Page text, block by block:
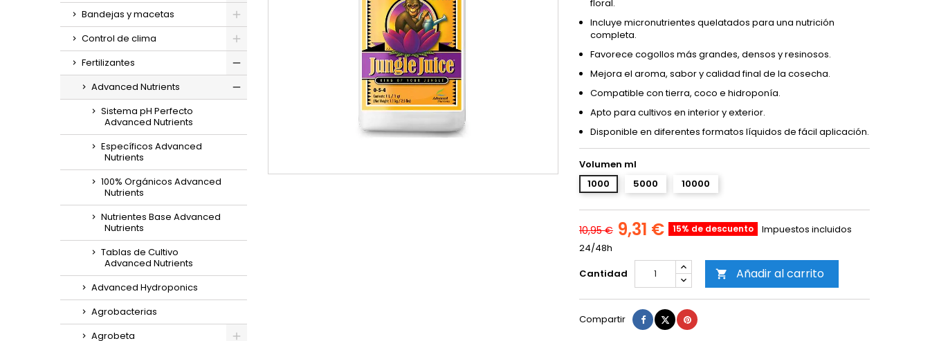
Bandejas y macetas
Control de clima
Fertilizantes
Advanced Nutrients
Sistema pH Perfecto
Advanced Nutrients
Específicos Advanced
Nutrients
100% Orgánicos Advanced
Nutrients
Nutrientes Base Advanced
Nutrients
Tablas de Cultivo
Advanced Nutrients
Advanced Hydroponics
Agrobacterias
Agrobeta
floral.
Incluye micronutrientes quelatados para una nutrición
completa.
Favorece cogollos más grandes, densos y resinosos.
Mejora el aroma, sabor y calidad final de la cosecha.
Compatible con tierra, coco e hidroponía.
Apto para cultivos en interior y exterior.
Disponible en diferentes formatos líquidos de fácil aplicación.
Volumen ml
1000
5000 10000
10,95 € 9,31 € 15% de descuento
Impuestos incluidos
24/48h
Cantidad
 Añadir al carrito
Compartir Compartir
TuitearPinterest